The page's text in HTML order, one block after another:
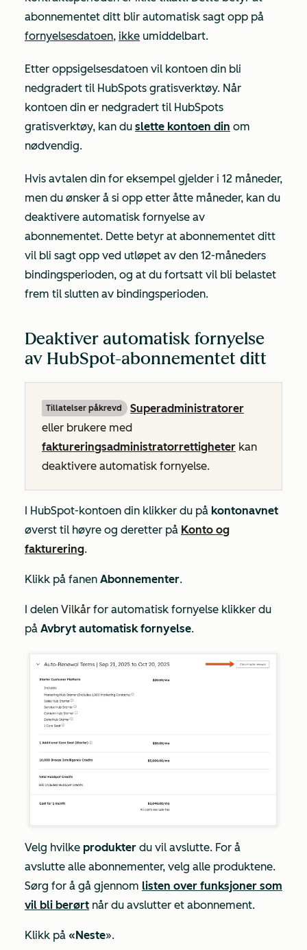
abonnementet ditt blir automatisk sagt opp på
fornyelsesdatoen, ikke umiddelbart.
Etter oppsigelsesdatoen vil kontoen din bli
nedgradert til HubSpots gratisverktøy. Når
kontoen din er nedgradert til HubSpots
gratisverktøy, kan du slette kontoen din om
nødvendig.
Hvis avtalen din for eksempel gjelder i 12 måneder,
men du ønsker å si opp etter åtte måneder, kan du
deaktivere automatisk fornyelse av
abonnementet. Dette betyr at abonnementet ditt
vil bli sagt opp ved utløpet av den 12-måneders
bindingsperioden, og at du fortsatt vil bli belastet
frem til slutten av bindingsperioden.
Deaktiver automatisk fornyelse
av HubSpot-abonnementet ditt
Tillatelser påkrevd
Superadministratorer
eller brukere med
faktureringsadministratorrettigheter kan
deaktivere automatisk fornyelse.
I HubSpot-kontoen din klikker du på kontonavnet
øverst til høyre og deretter på Konto og
fakturering.
Klikk på fanen Abonnementer.
I delen Vilkår for automatisk fornyelse klikker du
på Avbryt automatisk fornyelse.
Velg hvilke produkter du vil avslutte. For å
avslutte alle abonnementer, velg alle produktene.
Sørg for å gå gjennom listen over funksjoner som
vil bli berørt når du avslutter et abonnement.
Klikk på «Neste».